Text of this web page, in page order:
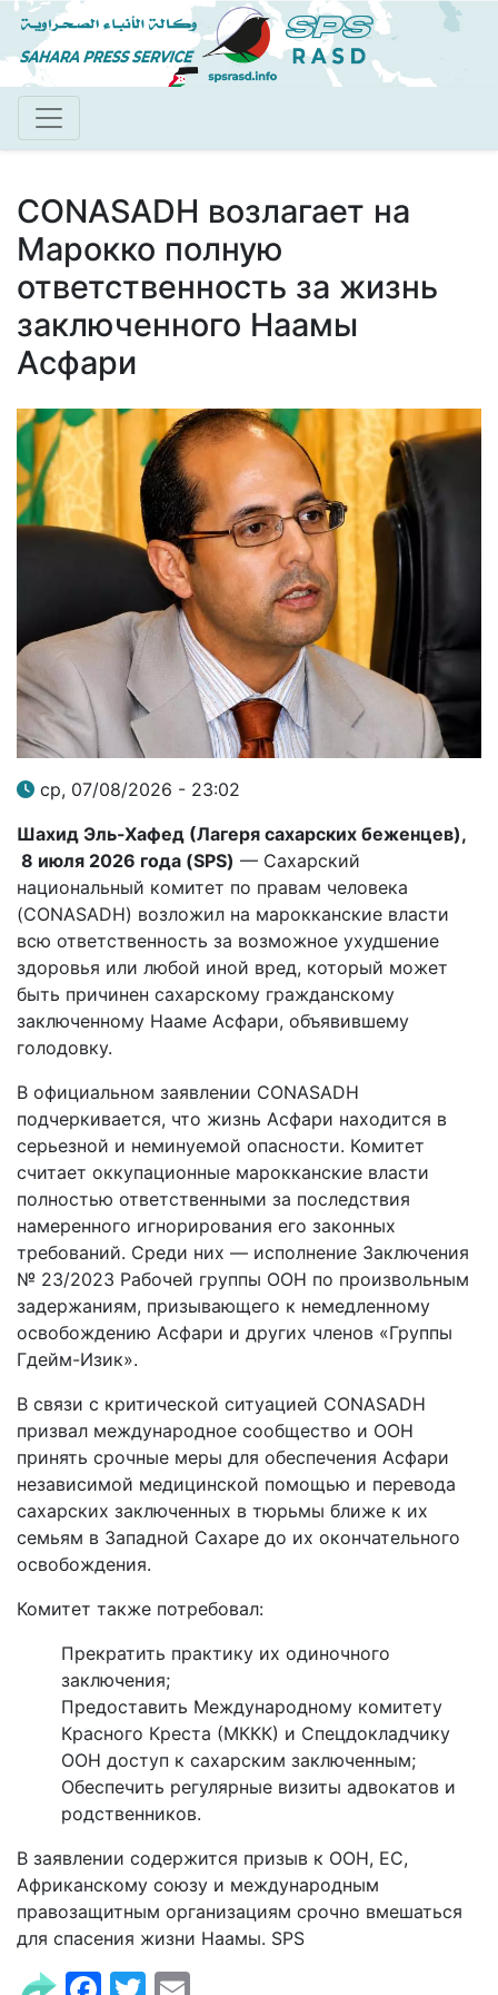
Перейти
к
основному
CONASADH возлагает на
Марокко полную
ответственность за жизнь
заключенного Наамы
Асфари
ср, 07/08/2026 - 23:02
Шахид Эль-Хафед (Лагеря сахарских беженцев),
8 июля 2026 года (SPS) — Сахарский
национальный комитет по правам человека
(CONASADH) возложил на марокканские власти
всю ответственность за возможное ухудшение
здоровья или любой иной вред, который может
быть причинен сахарскому гражданскому
заключенному Нааме Асфари, объявившему
голодовку.
В официальном заявлении CONASADH
подчеркивается, что жизнь Асфари находится в
серьезной и неминуемой опасности. Комитет
считает оккупационные марокканские власти
полностью ответственными за последствия
намеренного игнорирования его законных
требований. Среди них — исполнение Заключения
№ 23/2023 Рабочей группы ООН по произвольным
задержаниям, призывающего к немедленному
освобождению Асфари и других членов «Группы
Гдейм-Изик».
В связи с критической ситуацией CONASADH
призвал международное сообщество и ООН
принять срочные меры для обеспечения Асфари
независимой медицинской помощью и перевода
сахарских заключенных в тюрьмы ближе к их
семьям в Западной Сахаре до их окончательного
освобождения.
Комитет также потребовал:
Прекратить практику их одиночного
заключения;
Предоставить Международному комитету
Красного Креста (МККК) и Спецдокладчику
ООН доступ к сахарским заключенным;
Обеспечить регулярные визиты адвокатов и
родственников.
В заявлении содержится призыв к ООН, ЕС,
Африканскому союзу и международным
правозащитным организациям срочно вмешаться
для спасения жизни Наамы. SPS